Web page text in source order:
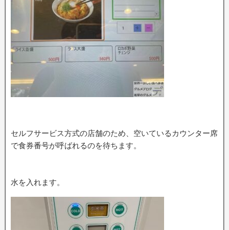
セルフサービス方式の店舗のため、空いているカウンター席
で食券番号が呼ばれるのを待ちます。
水を入れます。